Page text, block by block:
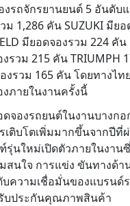
งรถจักรยานยนต์ 5 อันดับ
ม 1,286 คัน SUZUKI มีย
มียอดจองรวม 224 คัน
รวม 215 คัน TRIUMPH
งรวม 165 คัน โดยทางไ
ภายในงานครั้งนี้
จองรถยนต์ในงานบางกอ
เติบโตเพิ่มมากขึ้นจากปีที่
นใหม่เปิดตัวภายในงาน
สนใจ การแข่ง ขันทางด้
ความเชื่อมั่นของแบรนด์
บประกันคุณภาพสินค้า